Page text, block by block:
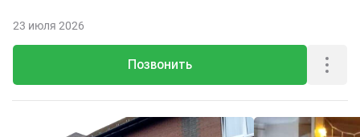
Позвонить
23 июля 2026